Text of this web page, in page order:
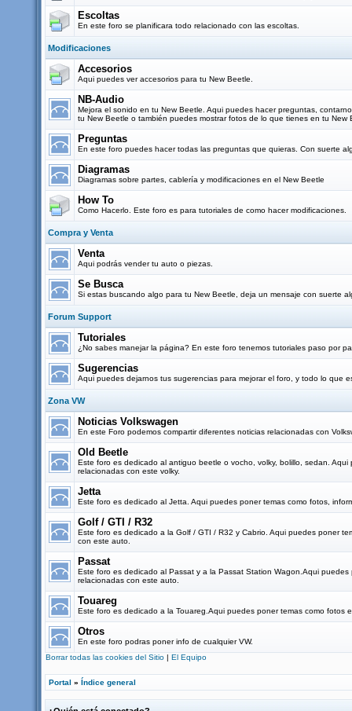
Escoltas
En este foro se planificara todo relacionado con las escoltas.
Modificaciones
Accesorios
Aqui puedes ver accesorios para tu New Beetle.
NB-Audio
Mejora el sonido en tu New Beetle. Aqui puedes hacer preguntas,
tu New Beetle o también puedes mostrar fotos de lo que tienes en tu New
Preguntas
En este foro puedes hacer todas las preguntas que quieras. Con suerte
Diagramas
Diagramas sobre partes, cablería y modificaciones en el New Beetle
How To
Como Hacerlo. Este foro es para tutoriales de como hacer modificaciones.
Compra y Venta
Venta
Aqui podrás vender tu auto o piezas.
Se Busca
Si estas buscando algo para tu New Beetle, deja un mensaje con suerte
Forum Support
Tutoriales
¿No sabes manejar la página? En este foro tenemos tutoriales paso por
Sugerencias
Aqui puedes dejarnos tus sugerencias para mejorar el foro, y todo lo que
Zona VW
Noticias Volkswagen
En este Foro podemos compartir diferentes noticias relacionadas con
Old Beetle
Este foro es dedicado al antiguo beetle o vocho, volky, bolillo, sedan.
relacionadas con este volky.
Jetta
Este foro es dedicado al Jetta. Aqui puedes poner temas como fotos,
Golf / GTI / R32
Este foro es dedicado a la Golf / GTI / R32 y Cabrio. Aqui puedes poner
con este auto.
Passat
Este foro es dedicado al Passat y a la Passat Station Wagon.Aqui
relacionadas con este auto.
Touareg
Este foro es dedicado a la Touareg.Aqui puedes poner temas como fotos
Otros
En este foro podras poner info de cualquier VW.
Borrar todas las cookies del Sitio | El Equipo
Portal » Índice general